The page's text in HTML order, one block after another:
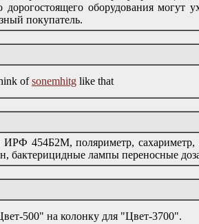
дорогостоящего оборудования
покупатель.
ofsonemhitg like that
454Б2М, поляриметр, сахариметр,
бактерицидные лампы переносные
500" на колонку для "Цвет-3700".